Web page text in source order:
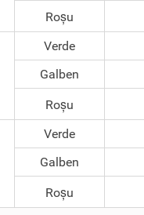
Roșu
Verde
Galben
Roșu
Verde
Galben
Roșu